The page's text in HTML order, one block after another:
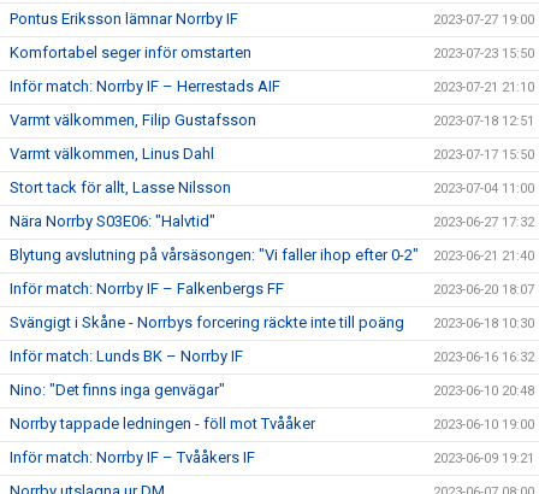
Pontus Eriksson lämnar Norrby IF 2023-07-27 19:00
Komfortabel seger inför omstarten 2023-07-23 15:50
Inför match: Norrby IF – Herrestads AIF 2023-07-21 21:10
Varmt välkommen, Filip Gustafsson 2023-07-18 12:51
Varmt välkommen, Linus Dahl 2023-07-17 15:50
Stort tack för allt, Lasse Nilsson 2023-07-04 11:00
Nära Norrby S03E06: "Halvtid" 2023-06-27 17:32
Blytung avslutning på vårsäsongen: "Vi faller ihop efter 0-2" 2023-06-21 21:40
Inför match: Norrby IF – Falkenbergs FF 2023-06-20 18:07
Svängigt i Skåne - Norrbys forcering räckte inte till poäng 2023-06-18 10:30
Inför match: Lunds BK – Norrby IF 2023-06-16 16:32
Nino: "Det finns inga genvägar" 2023-06-10 20:48
Norrby tappade ledningen - föll mot Tvååker 2023-06-10 19:00
Inför match: Norrby IF – Tvååkers IF 2023-06-09 19:21